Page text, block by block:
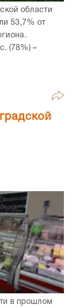
области
53,7% от
(78%) –
в прошлом